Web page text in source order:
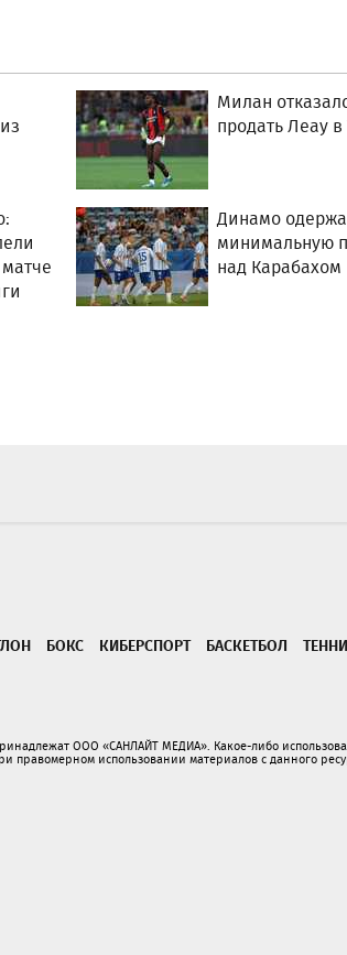
Милан
продать Леау
Динамо
минимальную
над Карабахом
БОКС КИБЕРСПОРТ БАСКЕТБОЛ
ООО «САНЛАЙТ МЕДИА». Какое-либо
использовании материалов с данного